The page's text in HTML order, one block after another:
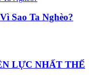
Sao Ta Nghèo?
LỰC NHẤT THẾ